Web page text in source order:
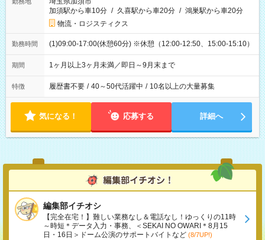
加須駅から車10分 / 久喜駅から車20分 / 鴻巣駅から車20分
物流・ロジスティクス
勤務時間 (1)09:00-17:00(休憩60分) ※休憩（12:00-12:50、15:00-15:10）
期間 1ヶ月以上3ヶ月未満／即日～9月末まで
特徴 履歴書不要 / 40～50代活躍中 / 10名以上の大量募集
気になる！ 応募する 詳細へ
編集部イチオシ
【完全在宅！】難しい業務なし＆電話なし！ゆっくりの11時
～時短＊データ入力・事務、＜SEKAI NO OWARI＊8月15
日・16日＞ドーム公演のサポートバイトなど (8/7UP!)